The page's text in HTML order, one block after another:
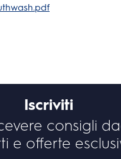
Iscriviti
consigli
e offerte